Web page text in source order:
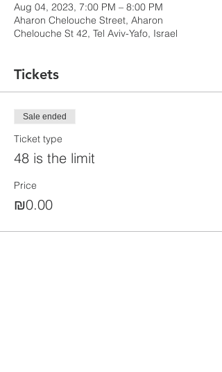
Aug 04, 2023, 7:00 PM – 8:00 PM
Aharon Chelouche Street, Aharon
Chelouche St 42, Tel Aviv-Yafo, Israel
Tickets
Sale ended
Ticket type
48 is the limit
Price
₪0.00